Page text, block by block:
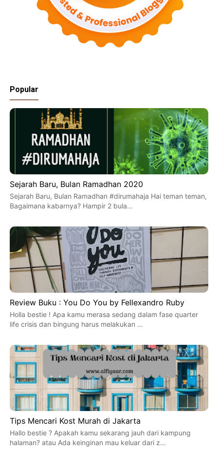
Popular
Sejarah Baru, Bulan Ramadhan 2020
Sejarah Baru, Bulan Ramadhan #dirumahaja Hai teman teman,
Bagaimana kabarnya? Hampir 2 bula…
Review Buku : You Do You by Fellexandro Ruby
Holla bestie ! Apa kamu merasa sedang dalam fase quarter
life crisis dan bingung harus melakukan …
Tips Mencari Kost Murah di Jakarta
Hallo bestie ? Apakah kamu sekarang jauh dari kampung
halaman? atau Ada keinginan mau keluar dari z…